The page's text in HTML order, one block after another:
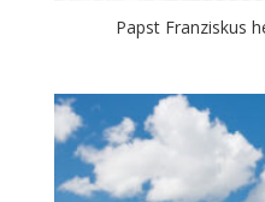
Papst Franziskus